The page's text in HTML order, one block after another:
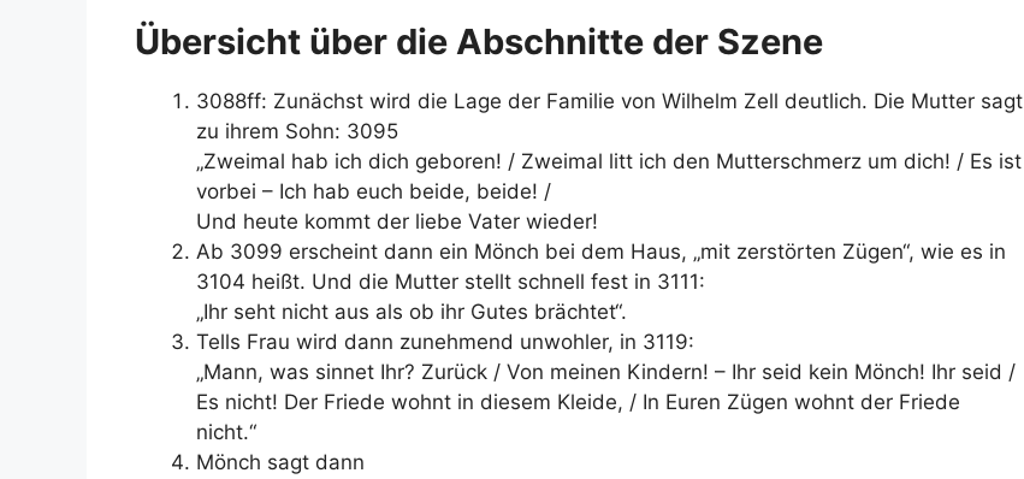
Übersicht über die Abschnitte der Szene
3088ff: Zunächst wird die Lage der Familie von Wilhelm Zell deutlich. Die Mutter sagt
zu ihrem Sohn: 3095
„Zweimal hab ich dich geboren! / Zweimal litt ich den Mutterschmerz um dich! / Es ist
vorbei – Ich hab euch beide, beide! /
Und heute kommt der liebe Vater wieder!
Ab 3099 erscheint dann ein Mönch bei dem Haus, „mit zerstörten Zügen“, wie es in
3104 heißt. Und die Mutter stellt schnell fest in 3111:
„Ihr seht nicht aus als ob ihr Gutes brächtet“.
Tells Frau wird dann zunehmend unwohler, in 3119:
„Mann, was sinnet Ihr? Zurück / Von meinen Kindern! – Ihr seid kein Mönch! Ihr seid /
Es nicht! Der Friede wohnt in diesem Kleide, / In Euren Zügen wohnt der Friede
nicht.“
Mönch sagt dann